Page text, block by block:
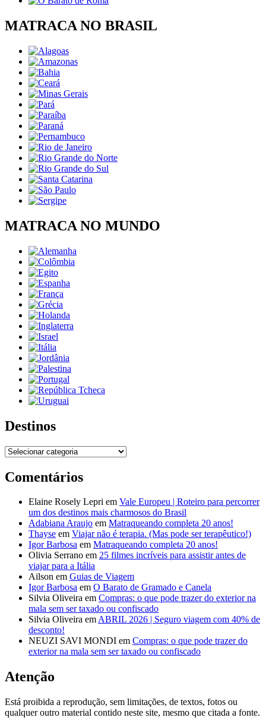
MATRACA NO BRASIL
MATRACA NO MUNDO
Destinos
Destinos
Comentários
Elaine Rosely Lepri em Vale Europeu | Roteiro para percorrer
um dos destinos mais charmosos do Brasil
Adabiana Araujo em Matraqueando completa 20 anos!
Thayse em Viajar não é terapia. (Mas pode ser terapêutico!)
Igor Barbosa em Matraqueando completa 20 anos!
Olivia Serrano em 25 filmes incríveis para assistir antes de
viajar para a Itália
Ailson em Guias de Viagem
Igor Barbosa em O Barato de Gramado e Canela
Silvia Oliveira em Compras: o que pode trazer do exterior na
mala sem ser taxado ou confiscado
Silvia Oliveira emABRIL 2026 | Seguro viagem com 40% de
desconto!
NEUZI SAVI MONDI em Compras: o que pode trazer do
exterior na mala sem ser taxado ou confiscado
Atenção
Está proibida a reprodução, sem limitações, de textos, fotos ou
qualquer outro material contido neste site, mesmo que citada a fonte.